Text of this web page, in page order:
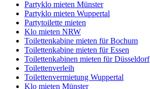
Partyklo mieten Münster
Partyklo mieten Wuppertal
Partytoilette mieten
Klo mieten NRW
Toilettenkabine mieten für Bochum
Toilettenkabine mieten für Essen
Toilettenkabinen mieten für Düsseldorf
Toilettenverleih
Toilettenvermietung Wuppertal
Klo mieten Münster